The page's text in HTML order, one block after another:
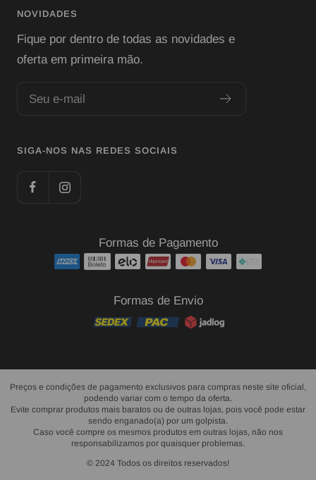
NOVIDADES
Fique por dentro de todas as novidades e
oferta em primeira mão.
Seu e-mail
SIGA-NOS NAS REDES SOCIAIS
Formas de Pagamento
Formas de Envio
Preços e condições de pagamento exclusivos para compras neste site oficial,
podendo variar com o tempo da oferta.
Evite comprar produtos mais baratos ou de outras lojas, pois você pode estar
sendo enganado(a) por um golpista.
Caso você compre os mesmos produtos em outras lojas, não nos
responsabilizamos por quaisquer problemas.
© 2024 Todos os direitos reservados!